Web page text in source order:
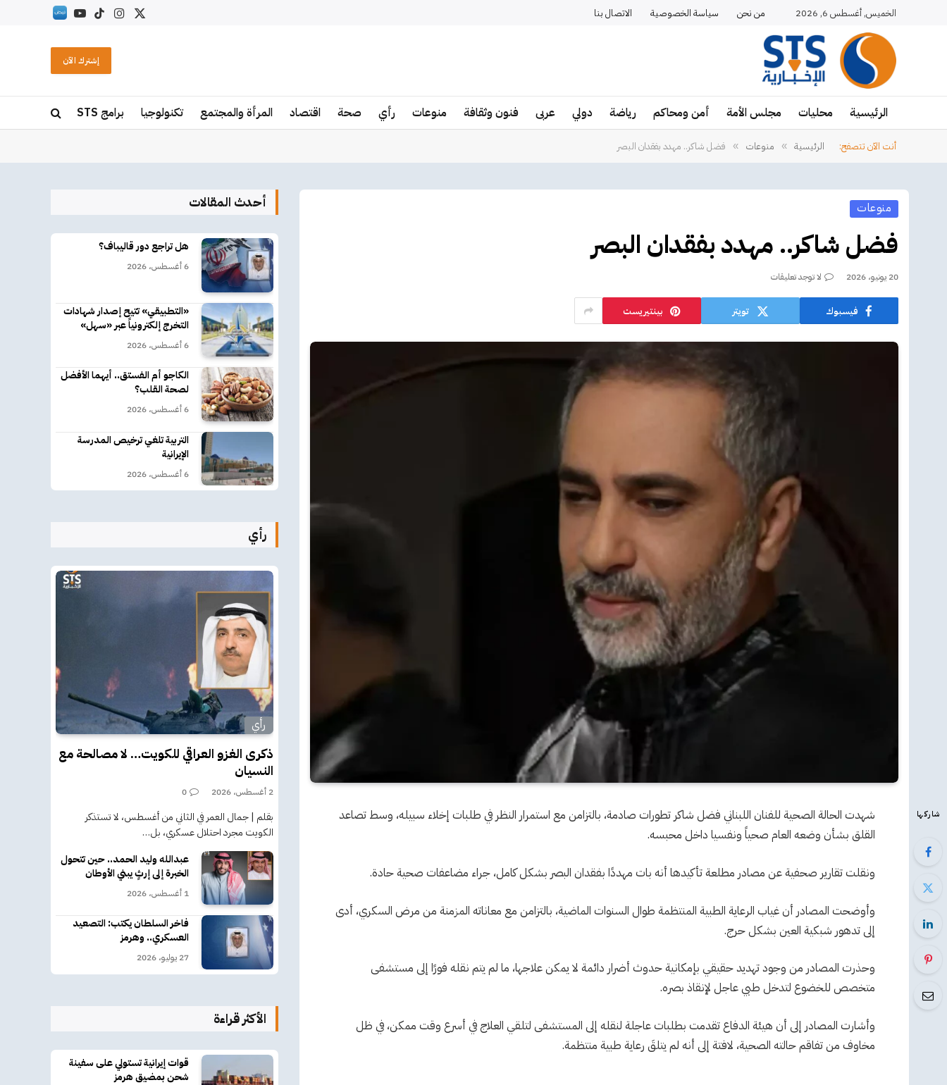
الخميس, أغسطس 6, 2026 من نحن سياسة الخصوصية الاتصال بنا
X
الانستغرام
تيكتوكيوتيوب
RSS
إشترك الآن
الرئيسية محليات مجلس الأمة أمن ومحاكم رياضة دولي عربى فنون وثقافة منوعات رأي صحة اقتصاد المرأة والمجتمع تكنولوجيا برامج STS
أنت الآن تتصفح: الرئيسية » منوعات » فضل شاكر.. مهدد بفقدان البصر
منوعات
فضل شاكر.. مهدد بفقدان البصر
20 يونيو، 2026 لا توجد تعليقات
فيسبوك تويتر بينتيريست
شاركها
شهدت الحالة الصحية للفنان اللبناني فضل شاكر تطورات صادمة، بالتزامن مع استمرار النظر في طلبات إخلاء سبيله، وسط تصاعد
القلق بشأن وضعه العام صحياً ونفسيا داخل محبسه.
ونقلت تقارير صحفية عن مصادر مطلعة تأكيدها أنه بات مهددًا بفقدان البصر بشكل كامل، جراء مضاعفات صحية حادة.
وأوضحت المصادر أن غياب الرعاية الطبية المنتظمة طوال السنوات الماضية، بالتزامن مع معاناته المزمنة من مرض السكري، أدى
إلى تدهور شبكية العين بشكل حرج.
وحذرت المصادر من وجود تهديد حقيقي بإمكانية حدوث أضرار دائمة لا يمكن علاجها، ما لم يتم نقله فورًا إلى مستشفى
متخصص للخضوع لتدخل طبي عاجل لإنقاذ بصره.
وأشارت المصادر إلى أن هيئة الدفاع تقدمت بطلبات عاجلة لنقله إلى المستشفى لتلقي العلاج في أسرع وقت ممكن، في ظل
مخاوف من تفاقم حالته الصحية، لافتة إلى أنه لم يتلقَ رعاية طبية منتظمة.
أحدث المقالات
هل تراجع دور قاليباف؟
6 أغسطس، 2026
«التطبيقي» تتيح إصدار شهادات
التخرج إلكترونياً عبر «سهل»
6 أغسطس، 2026
الكاجو أم الفستق.. أيهما الأفضل
لصحة القلب؟
6 أغسطس، 2026
التربية تلغي ترخيص المدرسة
الإيرانية
6 أغسطس، 2026
رأي
رأي
ذكرى الغزو العراقي للكويت… لا مصالحة مع
النسيان
2 أغسطس، 2026 0
بقلم | جمال العمر في الثاني من أغسطس، لا تستذكر
الكويت مجرد احتلال عسكري، بل…
عبدالله وليد الحمد.. حين تتحول
الخبرة إلى إرثٍ يبني الأوطان
1 أغسطس، 2026
فاخر السلطان يكتب: التصعيد
العسكري.. وهرمز
27 يوليو، 2026
الأكثر قراءة
قوات إيرانية تستولي على سفينة
شحن بمضيق هرمز